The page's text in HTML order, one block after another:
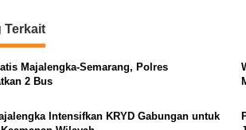
Terkait
Majalengka-Semarang, Polres
2 Bus
Intensifkan KRYD Gabungan untuk